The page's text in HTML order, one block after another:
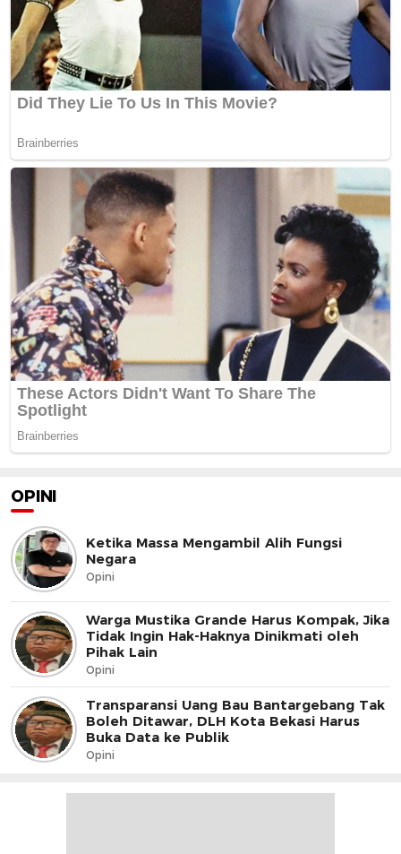
OPINI
Ketika Massa Mengambil Alih Fungsi
Negara
Opini
Warga Mustika Grande Harus Kompak, Jika
Tidak Ingin Hak-Haknya Dinikmati oleh
Pihak Lain
Opini
Transparansi Uang Bau Bantargebang Tak
Boleh Ditawar, DLH Kota Bekasi Harus
Buka Data ke Publik
Opini